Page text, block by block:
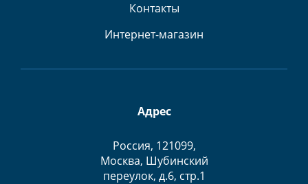
Контакты
Интернет-магазин
Адрес
Россия, 121099,
Москва, Шубинский
переулок, д.6, стр.1